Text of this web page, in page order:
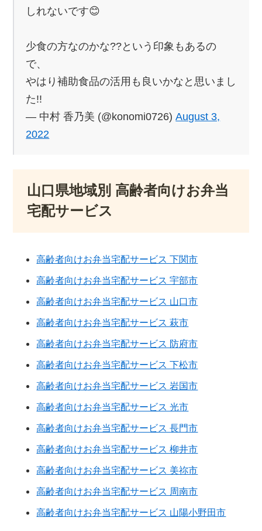
しれないです😊
少食の方なのかな??という印象もあるの
で、
やはり補助食品の活用も良いかなと思いまし
た!!
— 中村 香乃美 (@konomi0726)August 3,
2022
山口県地域別 高齢者向けお弁当
宅配サービス
高齢者向けお弁当宅配サービス 下関市
高齢者向けお弁当宅配サービス 宇部市
高齢者向けお弁当宅配サービス 山口市
高齢者向けお弁当宅配サービス 萩市
高齢者向けお弁当宅配サービス 防府市
高齢者向けお弁当宅配サービス 下松市
高齢者向けお弁当宅配サービス 岩国市
高齢者向けお弁当宅配サービス 光市
高齢者向けお弁当宅配サービス 長門市
高齢者向けお弁当宅配サービス 柳井市
高齢者向けお弁当宅配サービス 美祢市
高齢者向けお弁当宅配サービス 周南市
高齢者向けお弁当宅配サービス 山陽小野田市